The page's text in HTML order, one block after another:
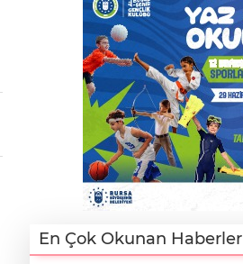
En Çok Okunan Haberler